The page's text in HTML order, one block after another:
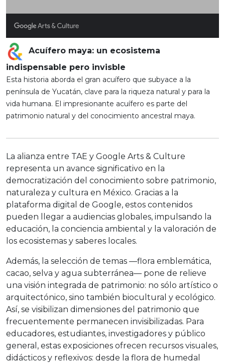
Acuífero maya: un ecosistema
indispensable pero invisble
Esta historia aborda el gran acuífero que subyace a la
península de Yucatán, clave para la riqueza natural y para la
vida humana. El impresionante acuífero es parte del
patrimonio natural y del conocimiento ancestral maya.
La alianza entre TAE y Google Arts & Culture
representa un avance significativo en la
democratización del conocimiento sobre patrimonio,
naturaleza y cultura en México. Gracias a la
plataforma digital de Google, estos contenidos
pueden llegar a audiencias globales, impulsando la
educación, la conciencia ambiental y la valoración de
los ecosistemas y saberes locales.
Además, la selección de temas —flora emblemática,
cacao, selva y agua subterránea— pone de relieve
una visión integrada de patrimonio: no sólo artístico o
arquitectónico, sino también biocultural y ecológico.
Así, se visibilizan dimensiones del patrimonio que
frecuentemente permanecen invisibilizadas. Para
educadores, estudiantes, investigadores y público
general, estas exposiciones ofrecen recursos visuales,
didácticos y reflexivos: desde la flora de humedal